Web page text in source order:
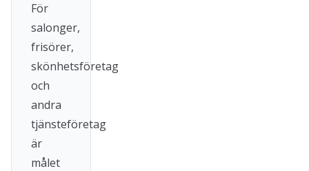
För
salonger,
frisörer,
skönhetsföretag
och
andra
tjänsteföretag
är
målet